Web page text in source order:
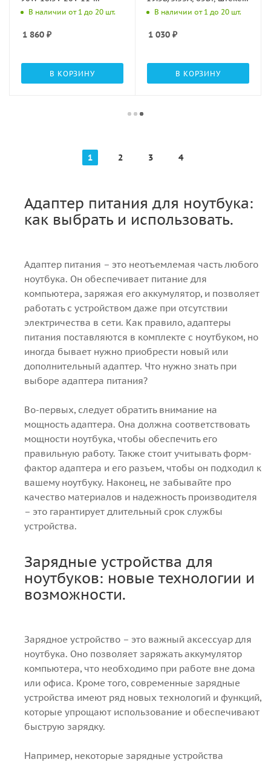
connectors 4.62A (365421)
В наличии от 1 до 20 шт.
1 860 ₽
В КОРЗИНУ
4.5х3мм, коробка (NPA-
В наличии от 1 до 20 шт.
1 030 ₽
В КОРЗИНУ
1 2 3 4
Адаптер питания для ноутбука:
как выбрать и использовать.
Адаптер питания – это неотъемлемая часть любого
ноутбука. Он обеспечивает питание для
компьютера, заряжая его аккумулятор, и позволяет
работать с устройством даже при отсутствии
электричества в сети. Как правило, адаптеры
питания поставляются в комплекте с ноутбуком, но
иногда бывает нужно приобрести новый или
дополнительный адаптер. Что нужно знать при
выборе адаптера питания?
Во-первых, следует обратить внимание на
мощность адаптера. Она должна соответствовать
мощности ноутбука, чтобы обеспечить его
правильную работу. Также стоит учитывать форм-
фактор адаптера и его разъем, чтобы он подходил к
вашему ноутбуку. Наконец, не забывайте про
качество материалов и надежность производителя
– это гарантирует длительный срок службы
устройства.
Зарядные устройства для
ноутбуков: новые технологии и
возможности.
Зарядное устройство – это важный аксессуар для
ноутбука. Оно позволяет заряжать аккумулятор
компьютера, что необходимо при работе вне дома
или офиса. Кроме того, современные зарядные
устройства имеют ряд новых технологий и функций,
которые упрощают использование и обеспечивают
быструю зарядку.
Например, некоторые зарядные устройства